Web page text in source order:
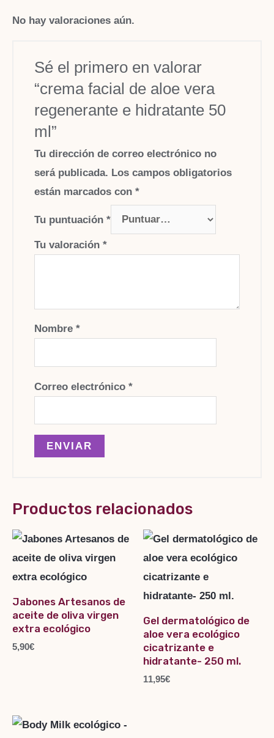
No hay valoraciones aún.
Sé el primero en valorar
“crema facial de aloe vera
regenerante e hidratante 50
ml”
Tu dirección de correo electrónico no
será publicada. Los campos obligatorios
están marcados con *
Tu puntuación *
Tu valoración *
Nombre *
Correo electrónico *
Productos relacionados
Jabones Artesanos de
aceite de oliva virgen
extra ecológico
5,90€
Gel dermatológico de
aloe vera ecológico
cicatrizante e
hidratante- 250 ml.
11,95€